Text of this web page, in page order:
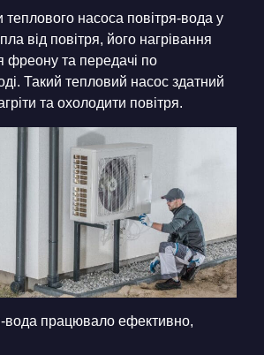
насоса повітря-вода у
від повітря, його нагрівання
фреону та передачі по
Такий тепловий насос здатний
та охолодити повітря.
вода працювало ефективно,